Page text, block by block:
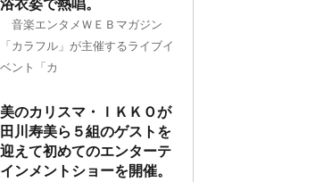
浴衣姿で熱唱。
音楽エンタメＷＥＢマガジン
「カラフル」が主催するライブイ
ベント「カ
美のカリスマ・ＩＫＫＯが
田川寿美ら５組のゲストを
迎えて初めてのエンターテ
インメントショーを開催。